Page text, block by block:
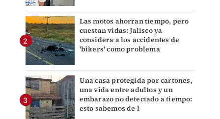
Las motos ahorran tiempo, pero
cuestan vidas: Jalisco ya
considera a los accidentes de
'bikers' como problema
Una casa protegida por cartones,
una vida entre adultos y un
embarazo no detectado a tiempo:
esto sabemos de l